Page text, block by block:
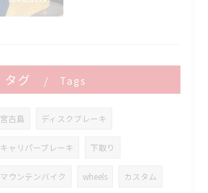
タグ Tags
宮古島 ディスクブレーキ
キャリパーブレーキ 下取り
マウンテンバイク wheels カスタム